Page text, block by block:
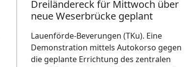
Dreiländereck für Mittwoch über
neue Weserbrücke geplant
Lauenförde-Beverungen (TKu). Eine
Demonstration mittels Autokorso gegen
die geplante Errichtung des zentralen